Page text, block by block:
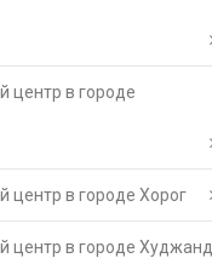
центр в городе
центр в городе Хорог
центр в городе Худжанд